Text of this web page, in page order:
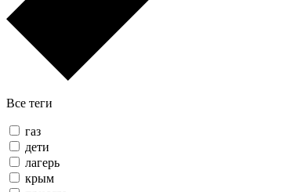
Все теги
газ
дети
лагерь
крым